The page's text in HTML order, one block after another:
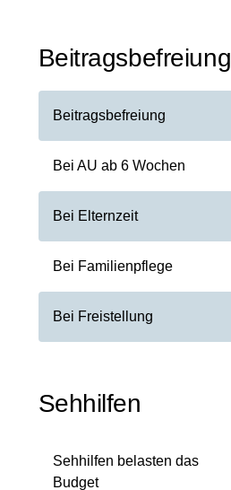
Beitragsbefreiung
Beitragsbefreiung
Bei AU ab 6 Wochen
Bei Elternzeit
Bei Familienpflege
Bei Freistellung
Sehhilfen
Sehhilfen belasten das
Budget